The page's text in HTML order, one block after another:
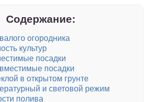
Содержание:
огородника
культур
посадки
посадки
в открытом грунте
и световой режим
полива